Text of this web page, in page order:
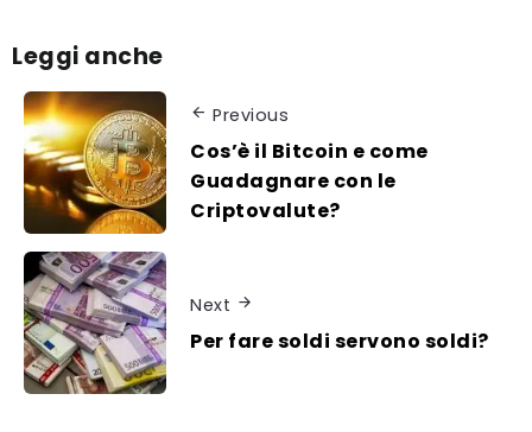
Leggi anche
Previous
Cos’è il Bitcoin e come
Guadagnare con le
Criptovalute?
Next
Per fare soldi servono soldi?